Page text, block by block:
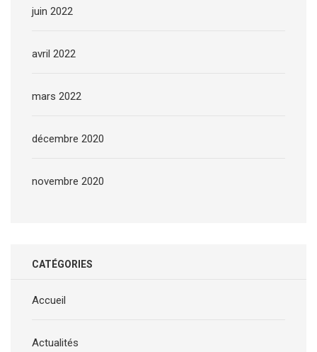
juin 2022
avril 2022
mars 2022
décembre 2020
novembre 2020
CATÉGORIES
Accueil
Actualités